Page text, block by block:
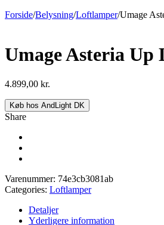
Forside/Belysning/Loftlamper/Umage
Umage Asteria
4.899,00 kr.
Køb hos AndLight DK
Share
Varenummer: 74e3cb3081ab
Categories: Loftlamper
Detaljer
Yderligere information